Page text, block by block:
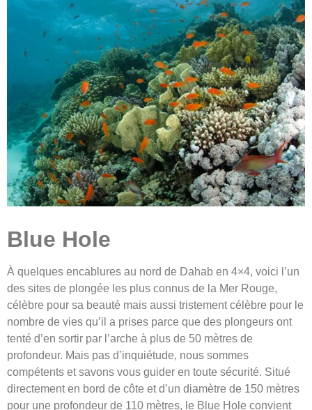
Blue Hole
À quelques encablures au nord de Dahab en 4×4, voici l’un
des sites de plongée les plus connus de la Mer Rouge,
célèbre pour sa beauté mais aussi tristement célèbre pour le
nombre de vies qu’il a prises parce que des plongeurs ont
tenté d’en sortir par l’arche à plus de 50 mètres de
profondeur. Mais pas d’inquiétude, nous sommes
compétents et savons vous guider en toute sécurité. Situé
directement en bord de côte et d’un diamètre de 150 mètres
pour une profondeur de 110 mètres, le Blue Hole convient